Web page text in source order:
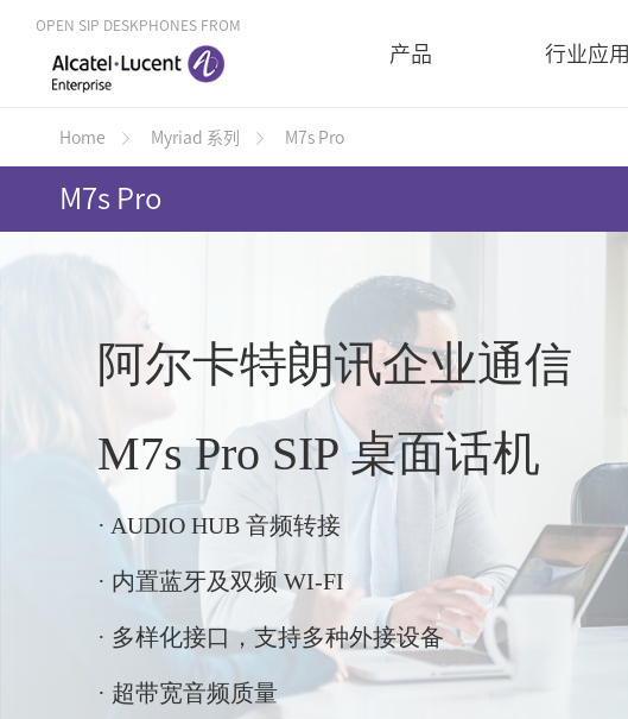
OPEN SIP DESKPHONES FROM
产品 行业应用
Home Myriad 系列 M7s Pro
M7s Pro
阿尔卡特朗讯企业通信
M7s Pro SIP 桌面话机
· AUDIO HUB 音频转接
· 内置蓝牙及双频 WI-FI
· 多样化接口，支持多种外接设备
· 超带宽音频质量